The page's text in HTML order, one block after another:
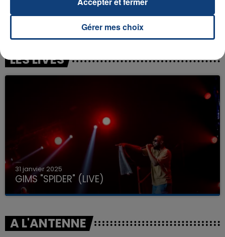
SABRINA CARPENTER ANGELE & JUSTICE
What You Want
LES LIVES
31 janvier 2025
GIMS "SPIDER" (LIVE)
A L'ANTENNE
Gérer mes choix